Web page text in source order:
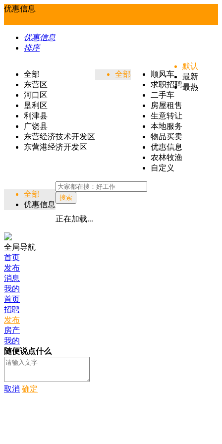
优惠信息
优惠信息
排序
全部
东营区
河口区
垦利区
利津县
广饶县
东营经济技术开发区
东营港经济开发区
全部
顺风车
求职招聘
二手车
房屋租售
生意转让
本地服务
物品买卖
优惠信息
农林牧渔
自定义
全部
优惠信息
默认
最新
最热
搜索
正在加载...
全局导航
首页
发布
消息
我的
首页
招聘
发布
房产
我的
随便说点什么
取消 确定